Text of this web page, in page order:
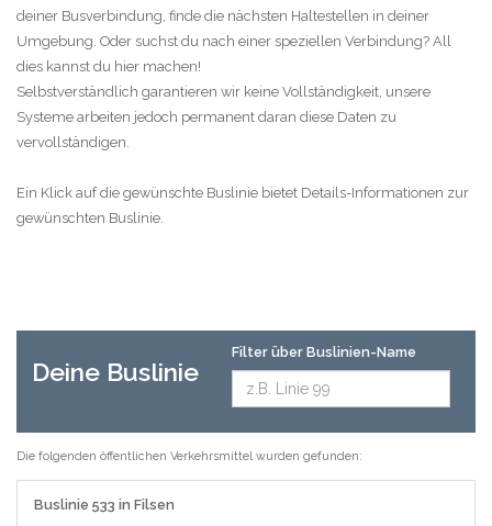
deiner Busverbindung, finde die nächsten Haltestellen in deiner
Umgebung. Oder suchst du nach einer speziellen Verbindung? All
dies kannst du hier machen!
Selbstverständlich garantieren wir keine Vollständigkeit, unsere
Systeme arbeiten jedoch permanent daran diese Daten zu
vervollständigen.
Ein Klick auf die gewünschte Buslinie bietet Details-Informationen zur
gewünschten Buslinie.
Deine Buslinie
Filter über Buslinien-Name
Die folgenden öffentlichen Verkehrsmittel wurden gefunden:
Buslinie 533 in Filsen